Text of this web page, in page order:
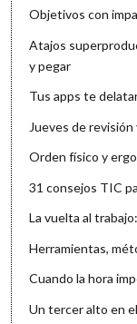
Objetivos con
Atajos
y pegar
Tus apps te
Jueves de
Orden físico y
31 consejos TIC
La vuelta al
Herramientas,
Cuando la hora
Un tercer alto en